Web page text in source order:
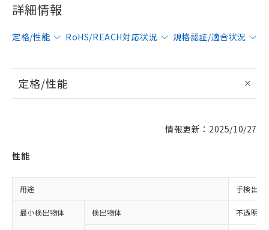
詳細情報
定格/性能 RoHS/REACH対応状況 規格認証/適合状況
定格/性能
情報更新：2025/10/27
性能
用途 手検出用
最小検出物体 検出物体 不透明体